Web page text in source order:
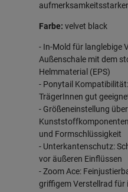
Farbe: velvet black
- In-Mold für langlebige
Außenschale mit dem
Helmmaterial (EPS)
- Ponytail
TrägerInnen gut
- Größeneinstellung
und Formschlüssigkeit
- Unterkantenschutz:
vor äußeren Einflüssen
- Zoom Ace:
griffigem Verstellrad für